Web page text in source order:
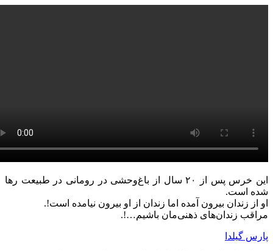
این خرس پس از ۲۰ سال از باغ‌وحشی در رومانی در طبیعت رها
است.
از زندان بیرون آمده اما زندان از او بیرون نیامده است!.
زندان‌های ذهنی‌مان باشیم…!.
گیلدا